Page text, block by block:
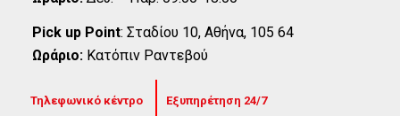
Pick up Point: Σταδίου 10, Αθήνα, 105 64
Ωράριο: Κατόπιν Ραντεβού
Τηλεφωνικό κέντρο Εξυπηρέτηση 24/7